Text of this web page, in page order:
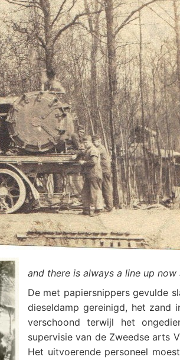
and there is always a line up now
De met papiersnippers gevulde
dieseldamp gereinigd, het zand
verschoond terwijl het
supervisie van de Zweedse arts
Het uitvoerende personeel